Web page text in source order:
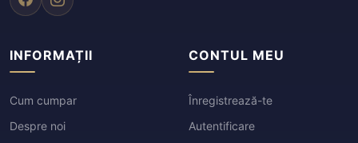
INFORMAȚII
Cum cumpar
Despre noi
CONTUL MEU
Înregistrează-te
Autentificare